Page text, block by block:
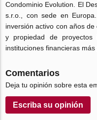
Condominio Evolution. El
s.r.o., con sede en
inversión activo con años
y propiedad de proyectos
instituciones financieras
Comentarios
Deja tu opinión sobre esta
Escriba su opinión